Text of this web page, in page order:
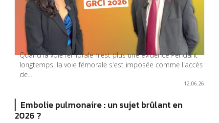
Quand la voie fémorale n'est plus une évidence Pendant
longtemps, la voie fémorale s'est imposée comme l'accès
de...
12.06.26
Embolie pulmonaire : un sujet brûlant en
2026 ?